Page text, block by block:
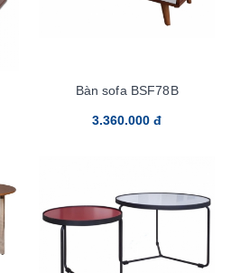
Bàn sofa BSF78B
3.360.000 đ